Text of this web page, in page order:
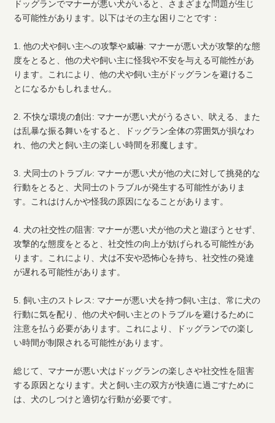
ドッグランでマナーが悪い犬がいると、さまざまな問題が生じ
る可能性があります。以下はその主な困りごとです：
1. 他の犬や飼い主への攻撃や威嚇: マナーが悪い犬が攻撃的な態
度をとると、他の犬や飼い主に怪我や不安を与える可能性があ
ります。これにより、他の犬や飼い主がドッグランを避けるこ
とになるかもしれません。
2. 不快な環境の創出: マナーが悪い犬がうるさい、吠える、また
は乱暴な振る舞いをすると、ドッグラン全体の雰囲気が損なわ
れ、他の犬と飼い主の楽しい時間を邪魔します。
3. 犬同士のトラブル: マナーが悪い犬が他の犬に対して挑発的な
行動をとると、犬同士のトラブルが発生する可能性がありま
す。これはけんかや怪我の原因になることがあります。
4. 犬の社交性の阻害: マナーが悪い犬が他の犬と遊ぼうとせず、
攻撃的な態度をとると、社交性の向上が妨げられる可能性があ
ります。これにより、犬は不安や恐怖心を持ち、社交性の発達
が遅れる可能性があります。
5. 飼い主のストレス: マナーが悪い犬を持つ飼い主は、常に犬の
行動に気を配り、他の犬や飼い主とのトラブルを避けるために
注意を払う必要があります。これにより、ドッグランでの楽し
い時間が制限される可能性があります。
総じて、マナーが悪い犬はドッグランの楽しさや社交性を阻害
する原因となります。犬と飼い主の双方が快適に過ごすために
は、犬のしつけと適切な行動が必要です。